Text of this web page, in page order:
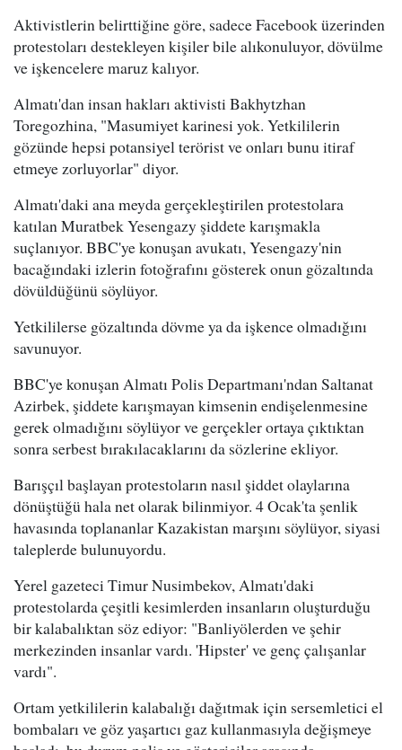
Aktivistlerin belirttiğine göre, sadece Facebook üzerinden
protestoları destekleyen kişiler bile alıkonuluyor, dövülme
ve işkencelere maruz kalıyor.
Almatı'dan insan hakları aktivisti Bakhytzhan
Toregozhina, "Masumiyet karinesi yok. Yetkililerin
gözünde hepsi potansiyel terörist ve onları bunu itiraf
etmeye zorluyorlar" diyor.
Almatı'daki ana meyda gerçekleştirilen protestolara
katılan Muratbek Yesengazy şiddete karışmakla
suçlanıyor. BBC'ye konuşan avukatı, Yesengazy'nin
bacağındaki izlerin fotoğrafını gösterek onun gözaltında
dövüldüğünü söylüyor.
Yetkililerse gözaltında dövme ya da işkence olmadığını
savunuyor.
BBC'ye konuşan Almatı Polis Departmanı'ndan Saltanat
Azirbek, şiddete karışmayan kimsenin endişelenmesine
gerek olmadığını söylüyor ve gerçekler ortaya çıktıktan
sonra serbest bırakılacaklarını da sözlerine ekliyor.
Barışçıl başlayan protestoların nasıl şiddet olaylarına
dönüştüğü hala net olarak bilinmiyor. 4 Ocak'ta şenlik
havasında toplananlar Kazakistan marşını söylüyor, siyasi
taleplerde bulunuyordu.
Yerel gazeteci Timur Nusimbekov, Almatı'daki
protestolarda çeşitli kesimlerden insanların oluşturduğu
bir kalabalıktan söz ediyor: "Banliyölerden ve şehir
merkezinden insanlar vardı. 'Hipster' ve genç çalışanlar
vardı".
Ortam yetkililerin kalabalığı dağıtmak için sersemletici el
bombaları ve göz yaşartıcı gaz kullanmasıyla değişmeye